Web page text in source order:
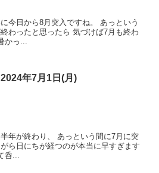
今日から8月突入ですね。 あっという
わったと思ったら 気づけば7月も終わ
かっ...
2024年7月1日(月)
年が終わり、 あっという間に7月に突
ら日にちが経つのが本当に早すぎます
...